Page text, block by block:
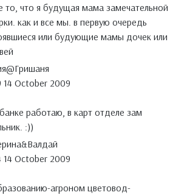
то, что я будущая мама замечательной
как и все мы. в первую очередь
или будующие мамы дочек или
14 October 2009
работаю, в карт отделе зам
:))
14 October 2009
агроном цветовод-